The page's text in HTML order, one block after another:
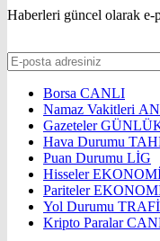
Haberleri güncel olarak e-
Borsa CANLI
Namaz Vakitleri
Gazeteler
Hava Durumu
Puan Durumu LİG
Hisseler
Pariteler
Yol Durumu
Kripto Paralar